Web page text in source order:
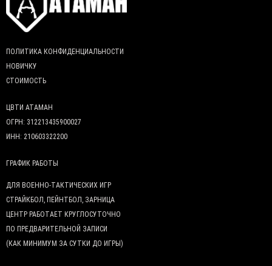
ПОЛИТИКА КОНФИДЕНЦИАЛЬНОСТИ
НОВИЧКУ
СТОИМОСТЬ
ЦВТИ АТАМАН
ОГРН: 312213435900027
ИНН: 210603322200
ГРАФИК РАБОТЫ
ДЛЯ ВОЕННО-ТАКТИЧЕСКИХ ИГР
СТРАЙКБОЛ, ПЕЙНТБОЛ, ЗАРНИЦА
ЦЕНТР РАБОТАЕТ КРУГЛОСУТОЧНО
ПО ПРЕДВАРИТЕЛЬНОЙ ЗАПИСИ
(КАК МИНИМУМ ЗА СУТКИ ДО ИГРЫ)